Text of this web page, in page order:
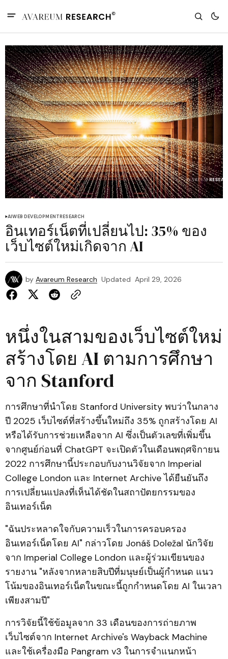
AIWEB DEVELOPMENTRESEARCH
อินเทอร์เน็ตที่เปลี่ยนไป: 35% ของ
เว็บไซต์ใหม่เกิดจาก AI
by Avareum Research Updated April 29, 2026
หนึ่งในสามของเว็บไซต์ใหม่
สร้างโดย AI ตามการศึกษา
จาก Stanford
การศึกษาที่นำโดย Stanford University พบว่าในกลาง
ปี 2025 เว็บไซต์ที่สร้างขึ้นใหม่ถึง 35% ถูกสร้างโดย AI
หรือได้รับการช่วยเหลือจาก AI ซึ่งเป็นตัวเลขที่เพิ่มขึ้น
จากศูนย์ก่อนที่ ChatGPT จะเปิดตัวในเดือนพฤศจิกายน
2022 การศึกษานี้ประกอบกับงานวิจัยจาก Imperial
College London และ Internet Archive ได้ยืนยันถึง
การเปลี่ยนแปลงที่เห็นได้ชัดในสถาปัตยกรรมของ
อินเทอร์เน็ต
"ฉันประหลาดใจกับความเร็วในการครอบครอง
อินเทอร์เน็ตโดย AI" กล่าวโดย Jonáš Doležal นักวิจัย
จาก Imperial College London และผู้ร่วมเขียนของ
รายงาน "หลังจากหลายสิบปีที่มนุษย์เป็นผู้กำหนด แนว
โน้มของอินเทอร์เน็ตในขณะนี้ถูกกำหนดโดย AI ในเวลา
เพียงสามปี"
การวิจัยนี้ใช้ข้อมูลจาก 33 เดือนของการถ่ายภาพ
เว็บไซต์จาก Internet Archive's Wayback Machine
และใช้เครื่องมือ Pangram v3 ในการจำแนกหน้า